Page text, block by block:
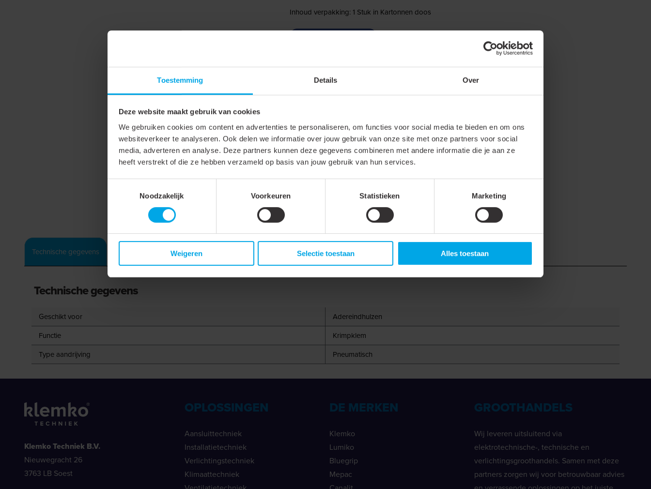
Toestemming Details Over
Deze website maakt gebruik van cookies
We gebruiken cookies om content en advertenties te personaliseren, om functies voor social media te bieden en om ons
websiteverkeer te analyseren. Ook delen we informatie over jouw gebruik van onze site met onze partners voor social
media, adverteren en analyse. Deze partners kunnen deze gegevens combineren met andere informatie die je aan ze
heeft verstrekt of die ze hebben verzameld op basis van jouw gebruik van hun services.
Noodzakelijk
Voorkeuren Statistieken Marketing
Weigeren Selectie toestaan Alles toestaan
Inhoud verpakking: 1 Stuk in Kartonnen doos
Kies jouw online shop
X
desbetreffende shop en je wordt direct doorgestuurd.
→
Staat jouw groothandel hier niet tussen?
Technische gegevens
Technische gegevens
Geschikt voor
Adereindhulzen
Functie
Krimpklem
Type aandrijving
Pneumatisch
Klemko Techniek B.V.
Nieuwegracht 26
3763 LB Soest
OPLOSSINGEN
Aansluittechniek
Installatietechniek
Verlichtingstechniek
Klimaattechniek
DE MERKEN
Klemko
Lumiko
Bluegrip
Mepac
GROOTHANDELS
Wij leveren uitsluitend via
elektrotechnische-, technische en
verlichtingsgroothandels. Samen met deze
partners zorgen wij voor betrouwbaar advies